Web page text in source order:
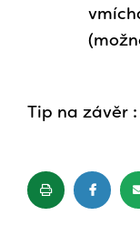
Tip na závěr